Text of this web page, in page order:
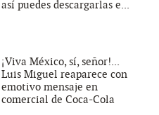
así puedes descargarlas e...
¡Viva México, sí, señor!...
Luis Miguel reaparece con
emotivo mensaje en
comercial de Coca-Cola